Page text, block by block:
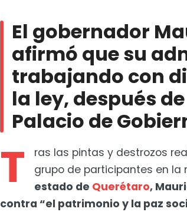
Palacio de Gobierno
SOS Discriminación
El gobernador
afirmó que su
trabajando con
la ley, después
Palacio de
T
ras las pintas y destrozos
grupo de participantes en la
estado de Querétaro,
contra “el patrimonio y la paz